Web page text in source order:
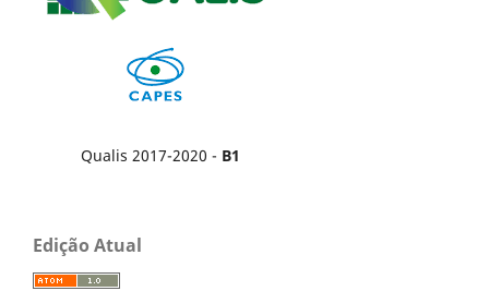
Qualis 2017-2020 - B1
Edição Atual